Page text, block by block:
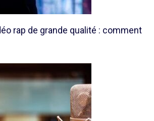
rap de grande qualité : comment